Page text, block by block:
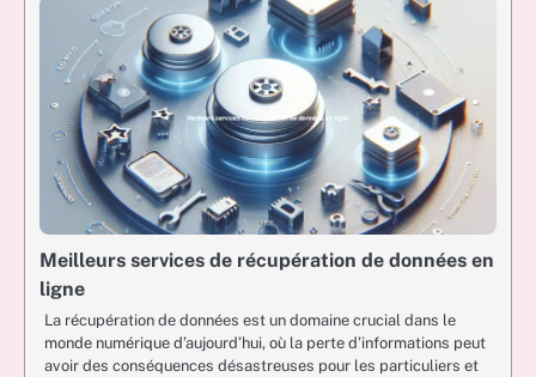
Meilleurs services de récupération de données en
ligne
La récupération de données est un domaine crucial dans le
monde numérique d’aujourd’hui, où la perte d’informations peut
avoir des conséquences désastreuses pour les particuliers et